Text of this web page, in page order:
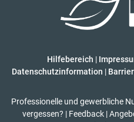
Hilfebereich |
Datenschutzinformation |
Professionelle und gewerbliche
vergessen? | Feedback |